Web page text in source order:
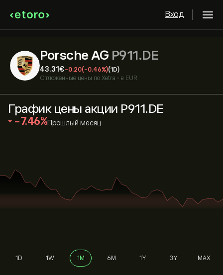
Вход
Porsche AG P911.DE
43.31‎€‎-0.20(-0.46%)(1D)
Отложенные цены по Xetra • в EUR
График цены акции P911.DE
‎-7.46‎ Прошлый месяц
1D 1W 1M 6M 1Y 3Y MAX